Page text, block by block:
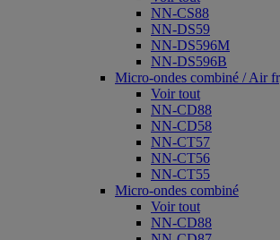
NN-CS88
NN-DS59
NN-DS596M
NN-DS596B
Micro-ondes combiné / Air
Voir tout
NN-CD88
NN-CD58
NN-CT57
NN-CT56
NN-CT55
Micro-ondes combiné
Voir tout
NN-CD88